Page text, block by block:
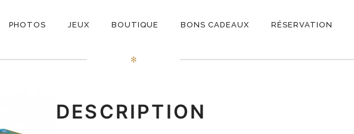
PHOTOS JEUX BOUTIQUE BONS CADEAUX RÉSERVATION
Bioviva Le Jeu
✻
DESCRIPTION